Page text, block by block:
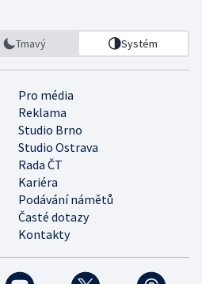
Tmavý Systém
Pro média
Reklama
Studio Brno
Studio Ostrava
Rada ČT
Kariéra
Podávání námětů
Časté dotazy
Kontakty